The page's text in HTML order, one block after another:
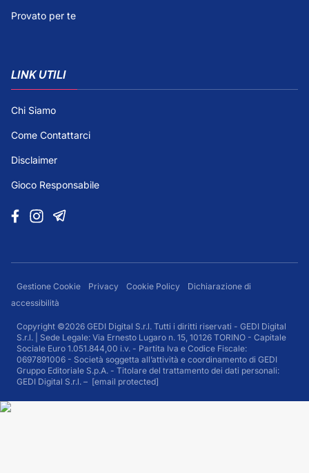
Provato per te
LINK UTILI
Chi Siamo
Come Contattarci
Disclaimer
Gioco Responsabile
Gestione Cookie Privacy Cookie Policy
Dichiarazione di
accessibilità
Copyright ©2026 GEDI Digital S.r.l. Tutti i diritti riservati - GEDI Digital
S.r.l. | Sede Legale: Via Ernesto Lugaro n. 15, 10126 TORINO - Capitale
Sociale Euro 1.051.844,00 i.v. - Partita Iva e Codice Fiscale:
0697891006 - Società soggetta all’attività e coordinamento di GEDI
Gruppo Editoriale S.p.A. - Titolare del trattamento dei dati personali:
GEDI Digital S.r.l. – [email protected]